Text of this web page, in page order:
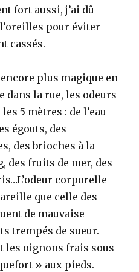
fort aussi, j’ai dû
pour éviter
cassés.
plus magique en
dans la rue, les odeurs
5 mètres : de l’eau
égouts, des
des brioches à la
des fruits de mer, des
corporelle
que celle des
de mauvaise
trempés de sueur.
les oignons frais sous
» aux pieds.